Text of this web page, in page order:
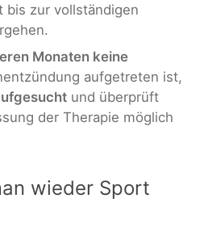
bis zur vollständigen
Monaten keine
aufgetreten ist,
und überprüft
der Therapie möglich
wieder Sport